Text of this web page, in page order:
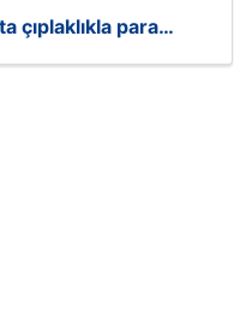
çıplaklıkla para